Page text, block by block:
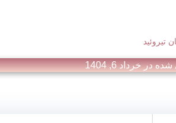
تیروئید
شده درخرداد 6, 1404